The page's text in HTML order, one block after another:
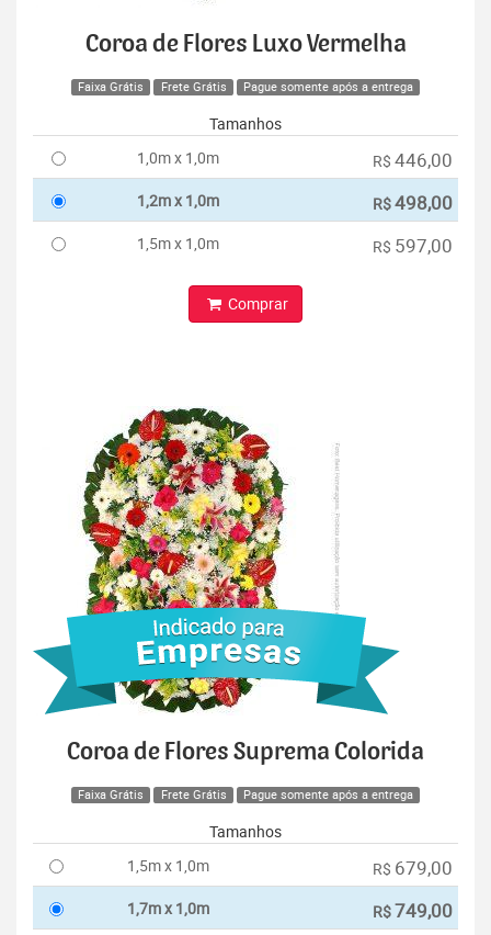
Coroa de Flores Luxo Vermelha
Faixa Grátis Frete Grátis Pague somente após a entrega
Tamanhos
1,0m x 1,0m
R$ 446,00
1,2m x 1,0m R$498,00
1,5m x 1,0m R$ 597,00
Comprar
Coroa de Flores Suprema Colorida
Faixa Grátis Frete Grátis Pague somente após a entrega
Tamanhos
1,5m x 1,0m
R$ 679,00
1,7m x 1,0m R$749,00